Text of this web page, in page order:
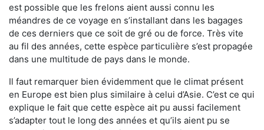
est possible que les frelons aient aussi connu les
méandres de ce voyage en s’installant dans les bagages
de ces derniers que ce soit de gré ou de force. Très vite
au fil des années, cette espèce particulière s’est propagée
dans une multitude de pays dans le monde.
Il faut remarquer bien évidemment que le climat présent
en Europe est bien plus similaire à celui d’Asie. C’est ce qui
explique le fait que cette espèce ait pu aussi facilement
s’adapter tout le long des années et qu’ils aient pu se